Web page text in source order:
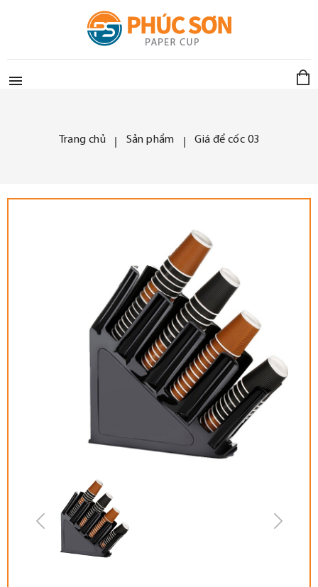

Trang chủ Sản phẩm Giá để cốc 03